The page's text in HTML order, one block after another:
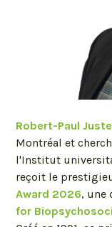
Robert-Paul
Montréal et
l'Institut
reçoit le
Award 2026, une
for